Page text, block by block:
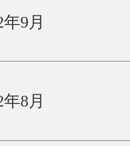
年9月
8月